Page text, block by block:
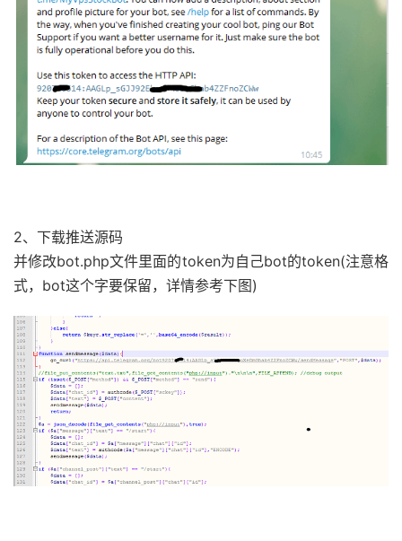
2、下载推送源码
并修改bot.php文件里面的token为自己bot的token(注意格
式，bot这个字要保留，详情参考下图)